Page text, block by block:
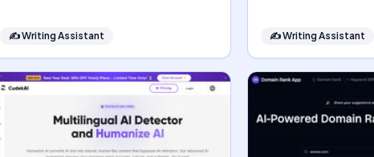
✍️Writing Assistant ✍️Writing Assistant